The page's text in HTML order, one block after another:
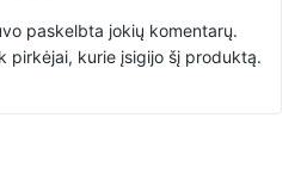
paskelbta jokių komentarų.
pirkėjai, kurie įsigijo šį produktą.